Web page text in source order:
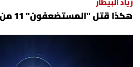
زياد البيطار
هكذا قتل "المستضعفون" 11 من يهود لبنان